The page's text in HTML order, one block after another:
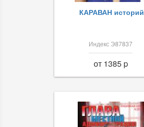
КАРАВАН историй
Индекс Э87837
от 1385 p